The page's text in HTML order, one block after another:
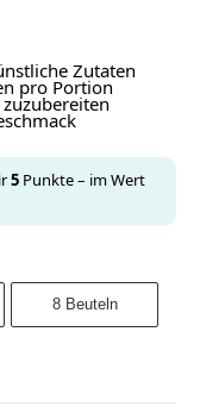
Zutaten
pro Portion
5 Punkte – im Wert
8 Beuteln